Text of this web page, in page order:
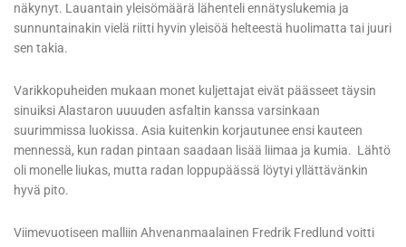
näkynyt. Lauantain yleisömäärä lähenteli ennätyslukemia ja
sunnuntainakin vielä riitti hyvin yleisöä helteestä huolimatta tai juuri
sen takia.
Varikkopuheiden mukaan monet kuljettajat eivät päässeet täysin
sinuiksi Alastaron uuuuden asfaltin kanssa varsinkaan
suurimmissa luokissa. Asia kuitenkin korjautunee ensi kauteen
mennessä, kun radan pintaan saadaan lisää liimaa ja kumia. Lähtö
oli monelle liukas, mutta radan loppupäässä löytyi yllättävänkin
hyvä pito.
Viimevuotiseen malliin Ahvenanmaalainen Fredrik Fredlund voitti